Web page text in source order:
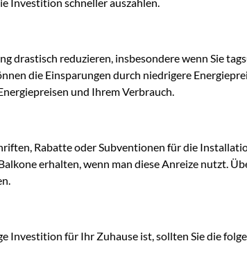
drastisch reduzieren, insbesondere wenn Sie
die Einsparungen durch niedrigere
und Ihrem Verbrauch.
Rabatte oder Subventionen für die
erhalten, wenn man diese Anreize nutzt.
Investition für Ihr Zuhause ist, sollten Sie die